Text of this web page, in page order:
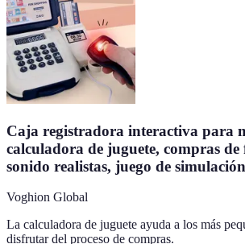
Caja registradora interactiva para
calculadora de juguete, compras de
sonido realistas, juego de
Voghion Global
La calculadora de juguete ayuda a los más
disfrutar del proceso de compras.